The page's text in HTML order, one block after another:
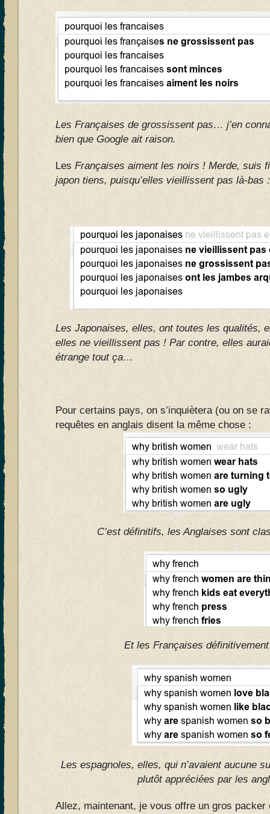
Les Françaises de grossissent pas… j’en
bien que Google ait raison.
Les Françaises aiment les noirs ! Merde, suis
japon tiens, puisqu’elles vieillissent pas là-bas :
Les Japonaises, elles, ont toutes les qualités,
elles ne vieillissent pas ! Par contre, elles
étrange tout ça…
Pour certains pays, on s’inquiètera (ou on se
requêtes en anglais disent la même chose :
C’est définitifs, les Anglaises sont
Et les Françaises
Les espagnoles, elles, qui n’avaient aucune
plutôt appréciées par les
Allez, maintenant, je vous offre un gros packer